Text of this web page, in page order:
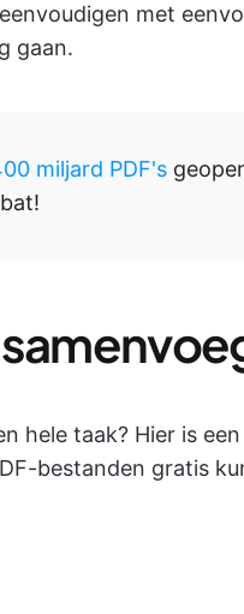
met
gaan.
miljard PDF's
hele taak? Hier is
bestanden gratis